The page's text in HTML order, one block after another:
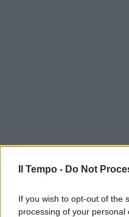
Il Tempo - Do Not
If you wish to opt-out of the
processing of your